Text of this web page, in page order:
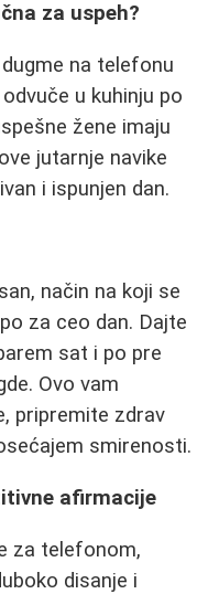
za uspeh?
na telefonu
u kuhinju po
žene imaju
jutarnje navike
i ispunjen dan.
način na koji se
za ceo dan. Dajte
sat i po pre
Ovo vam
pripremite zdrav
smirenosti.
afirmacije
za telefonom,
disanje i